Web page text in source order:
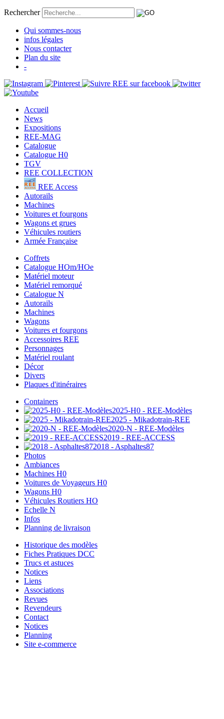
Rechercher
Qui sommes-nous
infos légales
Nous contacter
Plan du site
-
Accueil
News
Expositions
REE-MAG
Catalogue
Catalogue H0
TGV
REE COLLECTION
REE Access
Autorails
Machines
Voitures et fourgons
Wagons et grues
Véhicules routiers
Armée Française
Coffrets
Catalogue HOm/HOe
Matériel moteur
Matériel remorqué
Catalogue N
Autorails
Machines
Wagons
Voitures et fourgons
Accessoires REE
Personnages
Matériel roulant
Décor
Divers
Plaques d'itinéraires
Containers
2025-H0 - REE-Modèles
2025 - Mikadotrain-REE
2020-N - REE-Modèles
2019 - REE-ACCESS
2018 - Asphaltes87
Photos
Ambiances
Machines H0
Voitures de Voyageurs H0
Wagons H0
Véhicules Routiers HO
Echelle N
Infos
Planning de livraison
Historique des modèles
Fiches Pratiques DCC
Trucs et astuces
Notices
Liens
Associations
Revues
Revendeurs
Contact
Notices
Planning
Site e-commerce